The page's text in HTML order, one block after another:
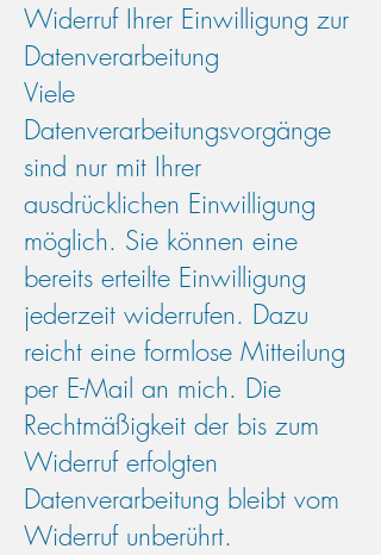
Widerruf Ihrer Einwilligung zur
Datenverarbeitung
Viele
Datenverarbeitungsvorgänge
sind nur mit Ihrer
ausdrücklichen Einwilligung
möglich. Sie können eine
bereits erteilte Einwilligung
jederzeit widerrufen. Dazu
reicht eine formlose Mitteilung
per E-Mail an mich. Die
Rechtmäßigkeit der bis zum
Widerruf erfolgten
Datenverarbeitung bleibt vom
Widerruf unberührt.